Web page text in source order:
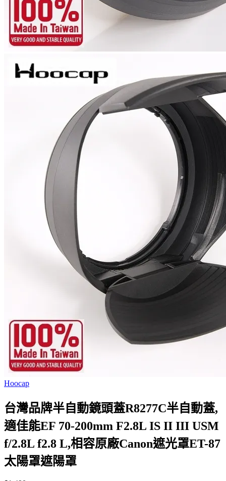
Hoocap
台灣品牌半自動鏡頭蓋R8277C半自動蓋,
適佳能EF 70-200mm F2.8L IS II III USM
f/2.8L f2.8 L,相容原廠Canon遮光罩ET-87
太陽罩遮陽罩